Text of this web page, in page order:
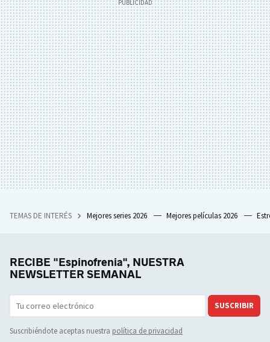
TEMAS DE INTERÉS Mejores series 2026 Mejores películas 2026
RECIBE "Espinofrenia", NUESTRA
NEWSLETTER SEMANAL
SUSCRIBIR
Suscribiéndote aceptas nuestra política de privacidad